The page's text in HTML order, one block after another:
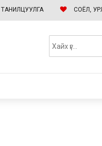
ТАНИЛЦУУЛГА СОЁЛ,